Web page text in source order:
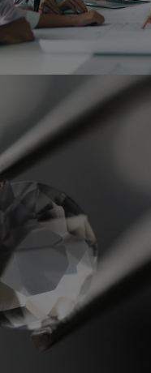
Le
Un besoin,
Nos experts